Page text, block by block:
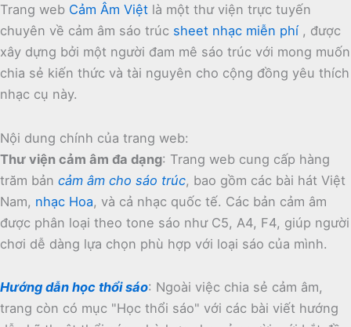
Trang web Cảm Âm Việt là một thư viện trực tuyến
chuyên về cảm âm sáo trúc sheet nhạc miễn phí , được
xây dựng bởi một người đam mê sáo trúc với mong muốn
chia sẻ kiến thức và tài nguyên cho cộng đồng yêu thích
nhạc cụ này.
Nội dung chính của trang web:
Thư viện cảm âm đa dạng: Trang web cung cấp hàng
trăm bản cảm âm cho sáo trúc, bao gồm các bài hát Việt
Nam, nhạc Hoa, và cả nhạc quốc tế. Các bản cảm âm
được phân loại theo tone sáo như C5, A4, F4, giúp người
chơi dễ dàng lựa chọn phù hợp với loại sáo của mình.
Hướng dẫn học thổi sáo: Ngoài việc chia sẻ cảm âm,
trang còn có mục "Học thổi sáo" với các bài viết hướng